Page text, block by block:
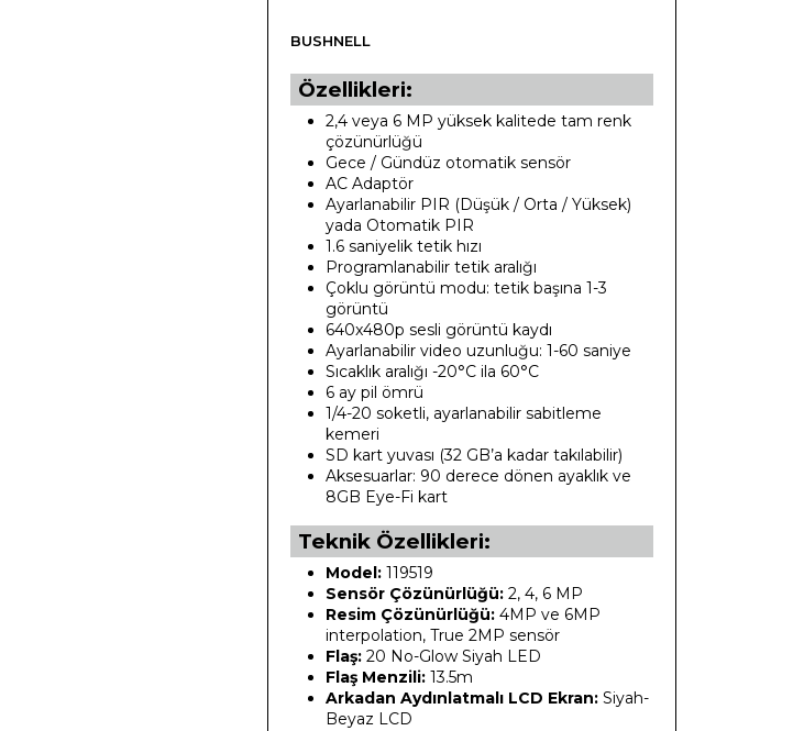
BUSHNELL
Özellikleri:
2,4 veya 6 MP yüksek kalitede tam renk
çözünürlüğü
Gece / Gündüz otomatik sensör
AC Adaptör
Ayarlanabilir PIR (Düşük / Orta / Yüksek)
yada Otomatik PIR
1.6 saniyelik tetik hızı
Programlanabilir tetik aralığı
Çoklu görüntü modu: tetik başına 1-3
görüntü
640x480p sesli görüntü kaydı
Ayarlanabilir video uzunluğu: 1-60 saniye
Sıcaklık aralığı -20°C ila 60°C
6 ay pil ömrü
1/4-20 soketli, ayarlanabilir sabitleme
kemeri
SD kart yuvası (32 GB’a kadar takılabilir)
Aksesuarlar: 90 derece dönen ayaklık ve
8GB Eye-Fi kart
Teknik Özellikleri:
Model: 119519
Sensör Çözünürlüğü: 2, 4, 6 MP
Resim Çözünürlüğü: 4MP ve 6MP
interpolation, True 2MP sensör
Flaş: 20 No-Glow Siyah LED
Flaş Menzili: 13.5m
Arkadan Aydınlatmalı LCD Ekran: Siyah-
Beyaz LCD